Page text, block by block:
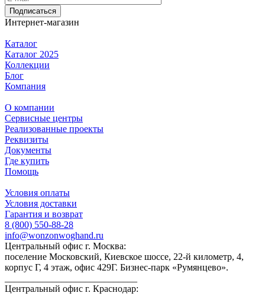
Подписаться
Интернет-магазин
Каталог
Каталог 2025
Коллекции
Блог
Компания
О компании
Сервисные центры
Реализованные проекты
Реквизиты
Документы
Где купить
Помощь
Условия оплаты
Условия доставки
Гарантия и возврат
8 (800) 550-88-28
info@wonzonwoghand.ru
Центральный офис г. Москва:
поселение Московский, Киевское шоссе, 22-й километр, 4,
корпус Г, 4 этаж, офис 429Г. Бизнес-парк «Румянцево».
Центральный офис г. Краснодар: